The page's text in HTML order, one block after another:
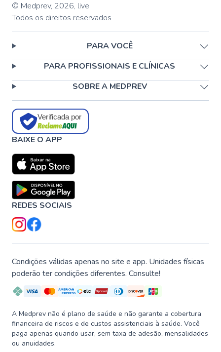
© Medprev, 2026, live
Todos os direitos reservados
PARA VOCÊ
PARA PROFISSIONAIS E CLÍNICAS
SOBRE A MEDPREV
Verificada por
BAIXE O APP
REDES SOCIAIS
Condições válidas apenas no site e app. Unidades físicas
poderão ter condições diferentes. Consulte!
A Medprev não é plano de saúde e não garante a cobertura
financeira de riscos e de custos assistenciais à saúde. Você
paga apenas quando usar, sem taxa de adesão, mensalidades
ou anuidades.